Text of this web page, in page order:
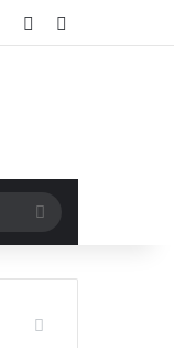
Log InRandom Article
for